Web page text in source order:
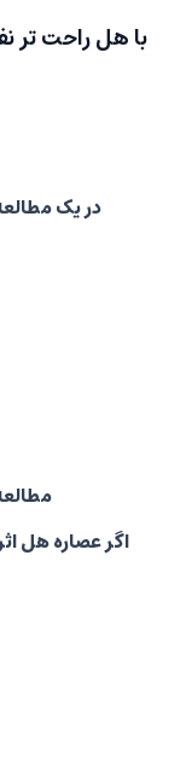
با هل راحت
اگر عصاره هل